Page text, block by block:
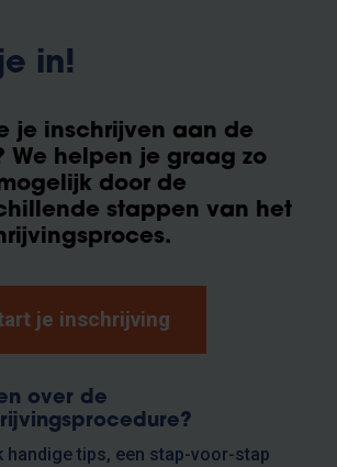
in!
je inschrijven aan de
We helpen je graag zo
door de
stappen van het
je inschrijving
over de
handige tips, een stap-voor-stap